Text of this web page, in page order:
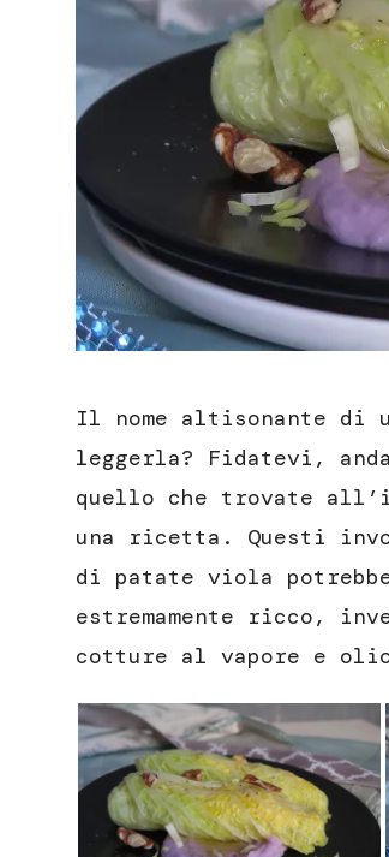
Il nome altisonante di
leggerla? Fidatevi,
quello che trovate
una ricetta. Questi
di patate viola
estremamente ricco,
cotture al vapore e